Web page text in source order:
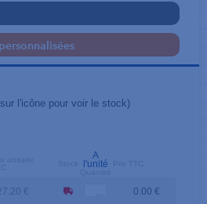
l'icône pour voir le stock)
A
l'unité
€ 0.00 €